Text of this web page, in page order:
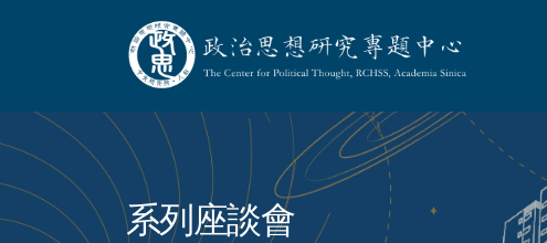
政治思想研究專題中心
系列座談會